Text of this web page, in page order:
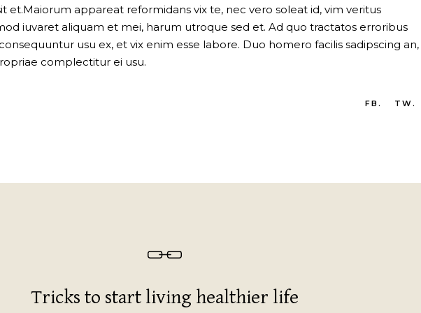
et.Maiorum appareat reformidans vix te, nec vero soleat id, vim veritus
iuvaret aliquam et mei, harum utroque sed et. Ad quo tractatos erroribus
usu ex, et vix enim esse labore. Duo homero facilis sadipscing an,
complectitur ei usu.
FB. TW.
Tricks to start living healthier life